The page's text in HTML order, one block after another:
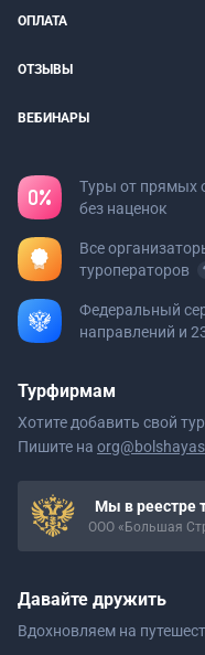
ОПЛАТА
ОТЗЫВЫ
ВЕБИНАРЫ
Туры от прямых
без наценок
Все
туроператоров
Федеральный
направлений и
Турфирмам
Хотите добавить свой
Пишите на
Мы в реестре
ООО «Большая
Давайте дружить
Вдохновляем на